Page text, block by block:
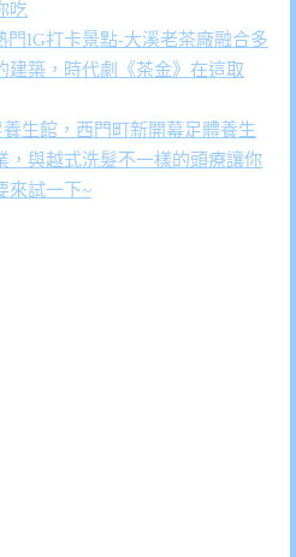
吃
門IG打卡景點-大溪老茶廠融合多
建築，時代劇《茶金》在這取
生館，西門町新開幕足體養生
，與越式洗髮不一樣的頭療讓你
來試一下~